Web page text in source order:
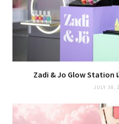
Zadi & Jo Glow Station
JULY 30,